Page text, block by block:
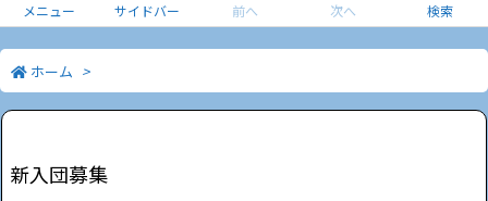
メニュー サイドバー 前へ 次へ 検索
ホーム >
新入団募集